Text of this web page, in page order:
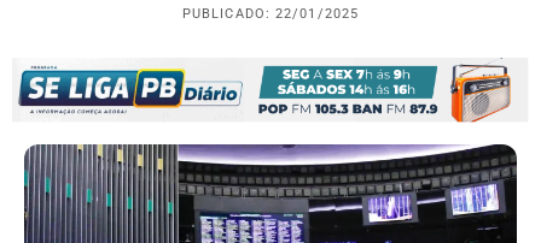
PUBLICADO: 22/01/2025